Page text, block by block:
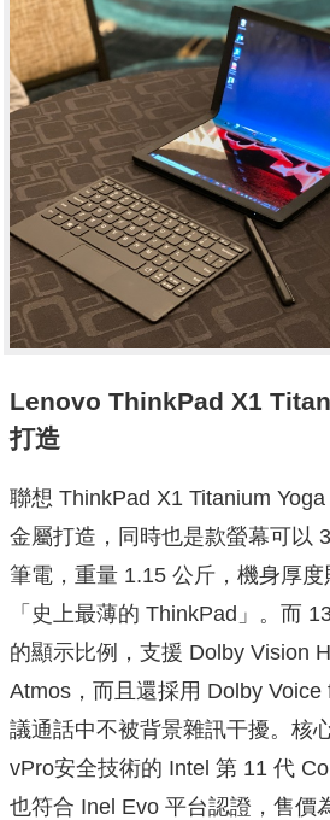
Lenovo ThinkPad X1
打造
聯想 ThinkPad X1 Titanium
金屬打造，同時也是款螢幕可以
筆電，重量 1.15 公斤，機身厚
「史上最薄的 ThinkPad」。而
的顯示比例，支援 Dolby Vision
Atmos，而且還採用 Dolby Voice
議通話中不被背景雜訊干擾。核
vPro安全技術的 Intel 第 11 代
也符合 Inel Evo 平台認證，售價